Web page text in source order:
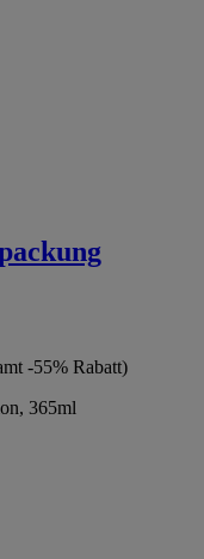
-55% Rabatt)
365ml